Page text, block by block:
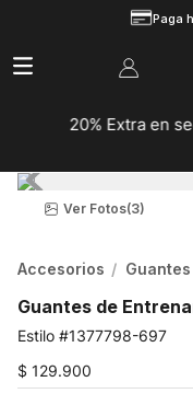
Paga
20% Extra en
Ver Fotos(3)
Accesorios Guantes
Guantes de
1377798-697
$ 129.900